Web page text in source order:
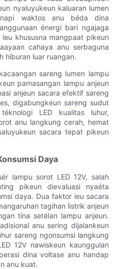
nyaluyukeun kaluaran lumen
waktos anu béda dina
énergi bari ngajaga
khususna mangpaat pikeun
cahaya anu serbaguna
hiburan luar ruangan.
sareng lumen lampu
pamasangan lampu anjeun
anjeun sacara efektif sareng
digabungkeun sareng sudut
LED kualitas luhur,
anu langkung cerah, hemat
sacara tepat pikeun
Daya
lampu sorot LED 12V, salah
pikeun dievaluasi nyaéta
daya. Dua faktor ieu sacara
tagihan listrik anjeun
tina setélan lampu anjeun.
anu sering dijalankeun
sareng ngonsumsi langkung
12V nawiskeun kaunggulan
dina voltase anu handap
anu kuat.